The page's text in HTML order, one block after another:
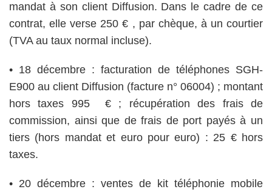
mandat à son client Diffusion. Dans le cadre de ce
contrat, elle verse 250 € , par chèque, à un courtier
(TVA au taux normal incluse).
• 18 décembre : facturation de téléphones SGH-
E900 au client Diffusion (facture n° 06004) ; montant
hors taxes 995 € ; récupération des frais de
commission, ainsi que de frais de port payés à un
tiers (hors mandat et euro pour euro) : 25 € hors
taxes.
• 20 décembre : ventes de kit téléphonie mobile